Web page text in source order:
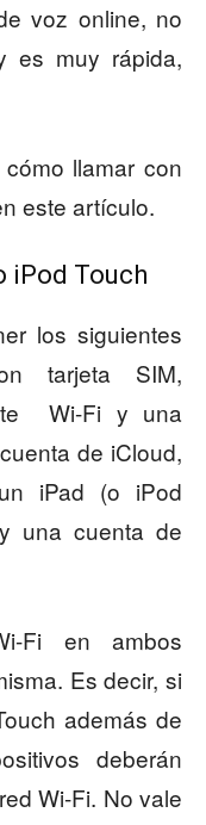
voz online, no
es muy rápida,
llamar con
este artículo.
iPod Touch
los siguientes
tarjeta SIM,
Wi-Fi y una
de iCloud,
iPad (o iPod
una cuenta de
Fi en ambos
Es decir, si
además de
deberán
Wi-Fi. No vale